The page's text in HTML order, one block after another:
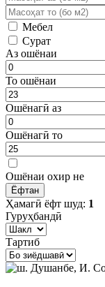
Мебел
Сурат
Аз ошёнаи
То ошёнаи
Ошёнагӣ аз
Ошёнагӣ то
Ошёнаи охир не
Ҳамагӣ ёфт шуд: 1
Гуруҳбандӣ
Тартиб